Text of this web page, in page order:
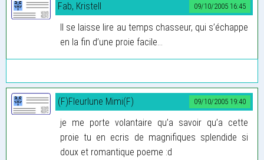
09/10/2005 16:45
Fab, Kristell
Il se laisse lire au temps chasseur, qui s’échappe
en la fin d’une proie facile...
09/10/2005 19:40
(F)Fleurlune Mimi(F)
je me porte volantaire qu’a savoir qu’a cette
proie tu en ecris de magnifiques splendide si
doux et romantique poeme :d